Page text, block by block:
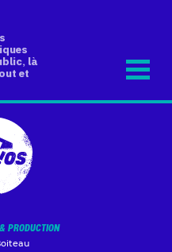
là
et
PRODUCTION